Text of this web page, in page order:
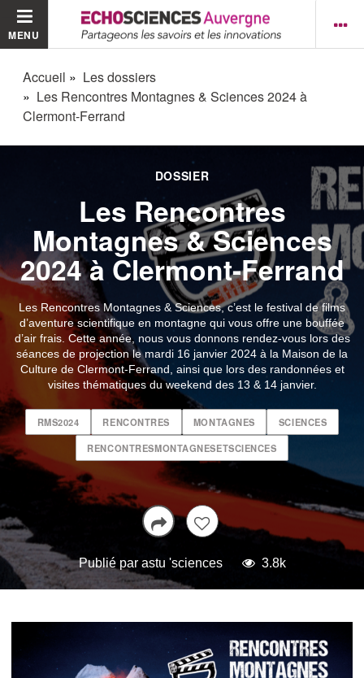
MENU
Accueil
Les dossiers
Les Rencontres Montagnes & Sciences 2024 à
Clermont-Ferrand
DOSSIER
Les Rencontres
Montagnes & Sciences
2024 à Clermont-Ferrand
Les Rencontres Montagnes & Sciences, c’est le festival de films
d’aventure scientifique en montagne qui vous offre une bouffée
d’air frais. Cette année, nous vous donnons rendez-vous lors des
séances de projection le mardi 16 janvier 2024 à la Maison de la
Culture de Clermont-Ferrand, ainsi que lors des randonnées et
visites thématiques du weekend des 13 & 14 janvier.
RMS2024 RENCONTRES MONTAGNES SCIENCES
RENCONTRESMONTAGNESETSCIENCES
Publié par astu 'sciences 3.8k